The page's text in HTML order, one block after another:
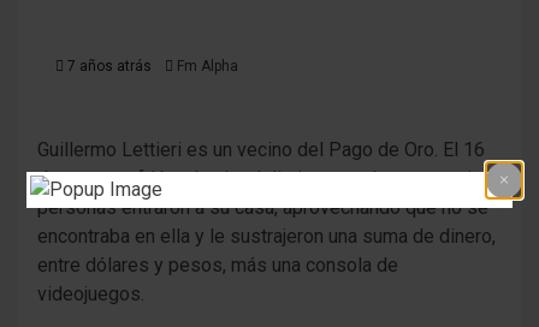
7 años atrás Fm Alpha
Guillermo Lettieri es un vecino del Pago de Oro. El 16
de enero sufrió un hecho delictivo cuando una o varias
personas entraron a su casa, aprovechando que no se
encontraba en ella y le sustrajeron una suma de dinero,
entre dólares y pesos, más una consola de
videojuegos.